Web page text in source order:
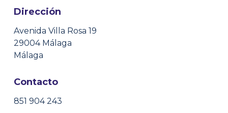
Dirección
Avenida Villa Rosa 19
29004 Málaga
Málaga
Contacto
851 904 243